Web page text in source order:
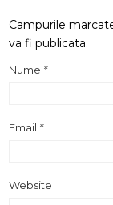
Campurile
va fi publicata.
Nume *
Email *
Website